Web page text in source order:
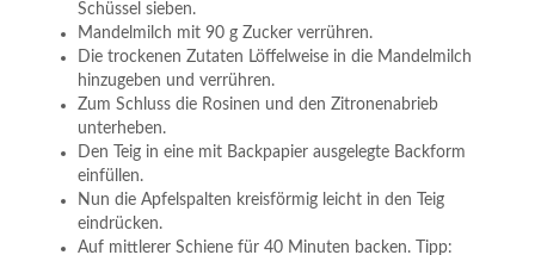
Schüssel sieben.
Mandelmilch mit 90 g Zucker verrühren.
Die trockenen Zutaten Löffelweise in die Mandelmilch
hinzugeben und verrühren.
Zum Schluss die Rosinen und den Zitronenabrieb
unterheben.
Den Teig in eine mit Backpapier ausgelegte Backform
einfüllen.
Nun die Apfelspalten kreisförmig leicht in den Teig
eindrücken.
Auf mittlerer Schiene für 40 Minuten backen. Tipp: